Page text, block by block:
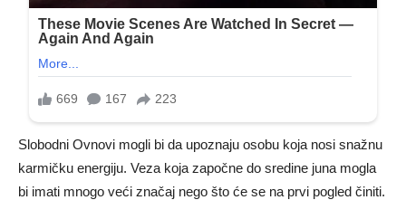
Slobodni Ovnovi mogli bi da upoznaju osobu koja nosi snažnu
karmičku energiju. Veza koja započne do sredine juna mogla
bi imati mnogo veći značaj nego što će se na prvi pogled činiti.